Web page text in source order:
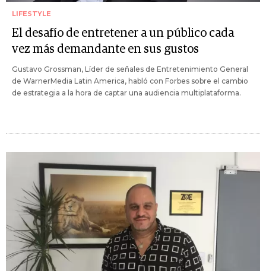
LIFESTYLE
El desafío de entretener a un público cada
vez más demandante en sus gustos
Gustavo Grossman, Líder de señales de Entretenimiento General
de WarnerMedia Latin America, habló con Forbes sobre el cambio
de estrategia a la hora de captar una audiencia multiplataforma.